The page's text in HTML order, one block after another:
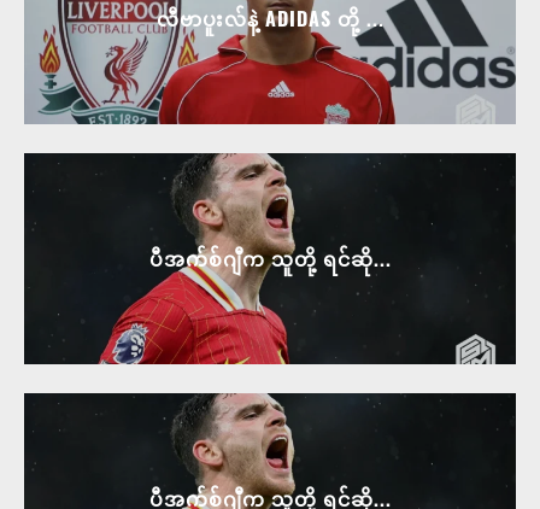
လီဗာပူးလ်နဲ့ ADIDAS တို့ ...
ပီအက်စ်ဂျီက သူတို့ ရင်ဆို...
ပီအက်စ်ဂျီက သူတို့ ရင်ဆို...